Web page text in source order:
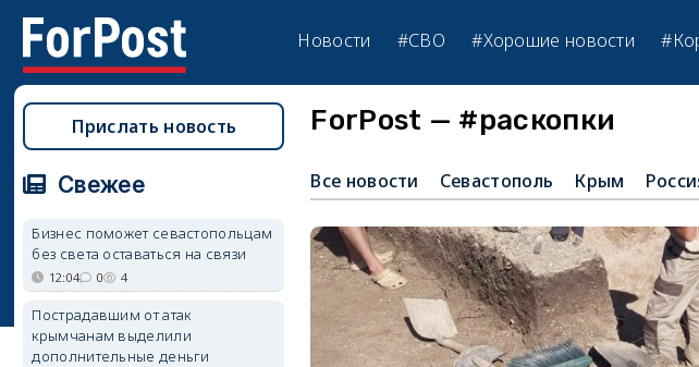
Новости #СВО #Хорошие новости
ForPost — #раскопки
Все новости Севастополь Крым
Прислать новость
Свежее
Бизнес поможет севастопольцам
без света оставаться на связи
12:04 0 4
Пострадавшим от атак
крымчанам выделили
дополнительные деньги